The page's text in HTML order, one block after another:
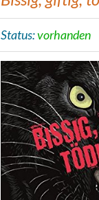
Status:vorhanden